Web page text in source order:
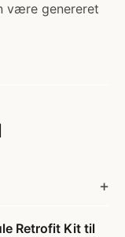
være genereret
Retrofit Kit til